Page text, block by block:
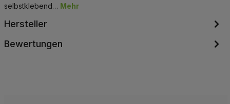
selbstklebend… Mehr
Hersteller
Bewertungen